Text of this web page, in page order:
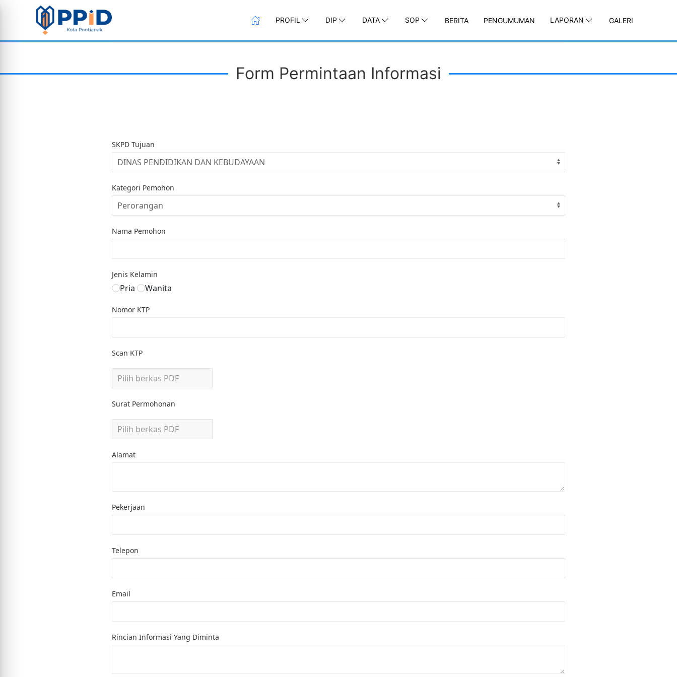
PROFIL DIP DATA SOP BERITA PENGUMUMAN LAPORAN GALERI
Form Permintaan Informasi
SKPD Tujuan
Kategori Pemohon
Nama Pemohon
Jenis Kelamin
Pria Wanita
Nomor KTP
Scan KTP
Surat Permohonan
Alamat
Pekerjaan
Telepon
Email
Rincian Informasi Yang Diminta